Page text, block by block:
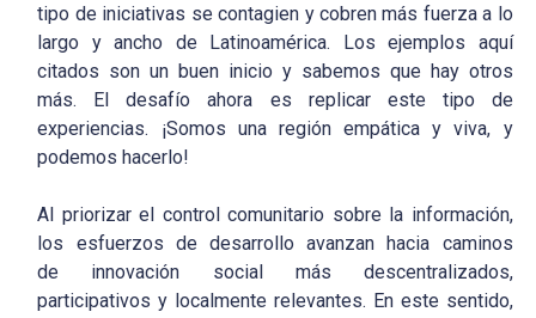
tipo de iniciativas se contagien y cobren más fuerza a lo
largo y ancho de Latinoamérica. Los ejemplos aquí
citados son un buen inicio y sabemos que hay otros
más. El desafío ahora es replicar este tipo de
experiencias. ¡Somos una región empática y viva, y
podemos hacerlo!
Al priorizar el control comunitario sobre la información,
los esfuerzos de desarrollo avanzan hacia caminos
de innovación social más descentralizados,
participativos y localmente relevantes. En este sentido,